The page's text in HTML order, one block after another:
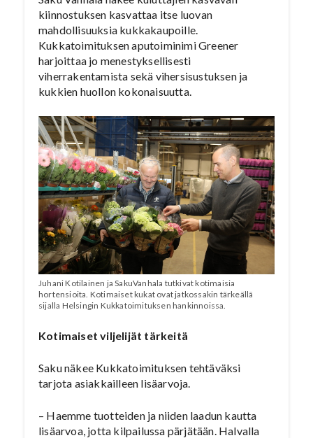
kiinnostuksen kasvattaa itse luovan
mahdollisuuksia kukkakaupoille.
Kukkatoimituksen aputoiminimi Greener
harjoittaa jo menestyksellisesti
viherrakentamista sekä vihersisustuksen ja
kukkien huollon kokonaisuutta.
Juhani Kotilainen ja SakuVanhala tutkivat kotimaisia
hortensioita. Kotimaiset kukat ovat jatkossakin tärkeällä
sijalla Helsingin Kukkatoimituksen hankinnoissa.
Kotimaiset viljelijät tärkeitä
Saku näkee Kukkatoimituksen tehtäväksi
tarjota asiakkailleen lisäarvoja.
– Haemme tuotteiden ja niiden laadun kautta
lisäarvoa, jotta kilpailussa pärjätään. Halvalla